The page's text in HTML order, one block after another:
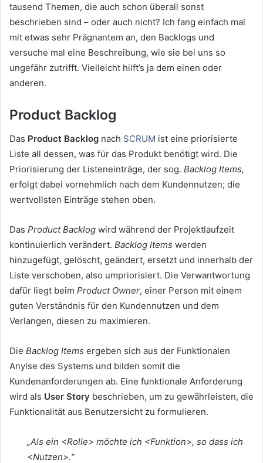
tausend Themen, die auch schon überall sonst
beschrieben sind – oder auch nicht? Ich fang einfach mal
mit etwas sehr Prägnantem an, den Backlogs und
versuche mal eine Beschreibung, wie sie bei uns so
ungefähr zutrifft. Vielleicht hilft’s ja dem einen oder
anderen.
Product Backlog
Das Product Backlog nach SCRUM ist eine priorisierte
Liste all dessen, was für das Produkt benötigt wird. Die
Priorisierung der Listeneinträge, der sog. Backlog Items,
erfolgt dabei vornehmlich nach dem Kundennutzen; die
wertvollsten Einträge stehen oben.
Das Product Backlog wird während der Projektlaufzeit
kontinuierlich verändert. Backlog Items werden
hinzugefügt, gelöscht, geändert, ersetzt und innerhalb der
Liste verschoben, also umpriorisiert. Die Verwantwortung
dafür liegt beim Product Owner, einer Person mit einem
guten Verständnis für den Kundennutzen und dem
Verlangen, diesen zu maximieren.
Die Backlog Items ergeben sich aus der Funktionalen
Anylse des Systems und bilden somit die
Kundenanforderungen ab. Eine funktionale Anforderung
wird als User Story beschrieben, um zu gewährleisten, die
Funktionalität aus Benutzersicht zu formulieren.
„Als ein <Rolle> möchte ich <Funktion>, so dass ich
<Nutzen>.“